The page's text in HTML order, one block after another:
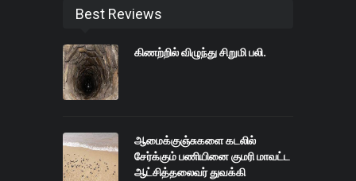
Best Reviews
கிணற்றில் விழுந்து சிறுமி பலி.
ஆமைக்குஞ்சுகளை கடலில்
சேர்க்கும் பணியினை குமரி மாவட்ட
ஆட்சித்தலைவர் துவக்கி